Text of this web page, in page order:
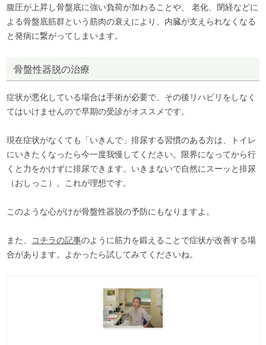
腹圧が上昇し骨盤底に強い負荷が加わることや、 老化、閉経などに
よる骨盤底筋群という筋肉の衰えにより、内臓が支えられなくなる
と発病に繋がってしまいます。
骨盤性器脱の治療
症状が悪化している場合は手術が必要で、その後リハビリをしなく
てはいけませんので早期の受診がオススメです。
現在症状がなくても「いきんで」排尿する習慣のある方は、トイレ
にいきたくなったら今一度我慢してください。限界になってから行
くと力をかけずに排尿できます。いきまないで自然にスーッと排尿
（おしっこ）。これが理想です。
このような心がけが骨盤性器脱の予防にもなりますよ。
また、 コチラの記事のように筋力を鍛えることで症状が改善する場
合があります。よかったら試してみてくださいね。